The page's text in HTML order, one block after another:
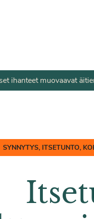
ihanteet muovaavat
SYNNYTYS, ITSETUNTO,